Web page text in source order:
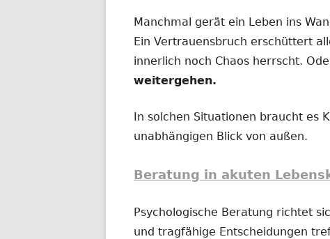
Manchmal gerät ein Leben ins
Ein Vertrauensbruch erschüttert
innerlich noch Chaos herrscht.
weitergehen.
In solchen Situationen braucht es
unabhängigen Blick von außen.
Beratung in akuten
Psychologische Beratung richtet
und tragfähige Entscheidungen